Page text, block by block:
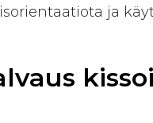
ja